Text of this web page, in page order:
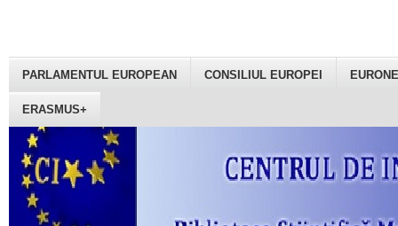
PARLAMENTUL EUROPEAN CONSILIUL EUROPEI
ERASMUS+